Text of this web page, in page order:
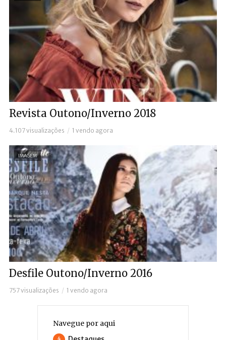
Revista Outono/Inverno 2018
4.107 visualizações 1 vendo agora
IMAGEM
Desfile Outono/Inverno 2016
757 visualizações 1 vendo agora
Navegue por aqui
4